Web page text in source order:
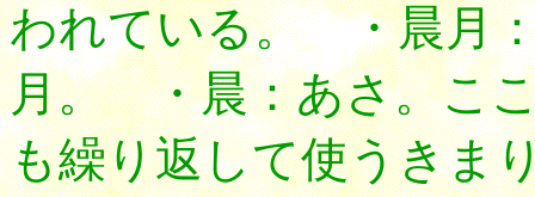
われている。 ・晨月
月。 ・晨：あさ。こ
も繰り返して使うきま